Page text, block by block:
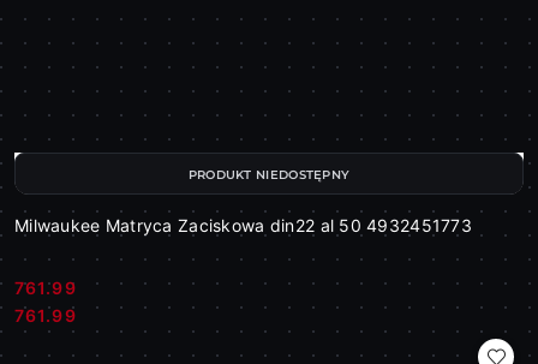
Milwaukee Matryca Zaciskowa din22 al 50 4932451773
Cena:
761.99
Cena:
761.99
PRODUKT NIEDOSTĘPNY